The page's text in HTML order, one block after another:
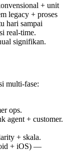
+ unit
legacy + proses
hari sampai
real-time.
signifikan.
multi-fase:
ops.
agent + customer.
+ skala.
+ iOS) —